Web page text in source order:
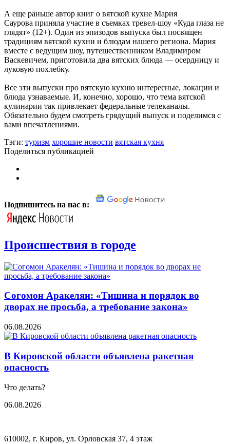
А еще раньше автор книг о вятской кухне Мария
Саурова приняла участие в съемках тревел-шоу «Куда глаза не
глядят» (12+). Один из эпизодов выпуска был посвящен
традициям вятской кухни и блюдам нашего региона. Мария
вместе с ведущим шоу, путешественником Владимиром
Васкевичем, приготовила два вятских блюда — осердницу и
луковую похлебку.
Все эти выпуски про вятскую кухню интересные, локации и
блюда узнаваемые. И, конечно, хорошо, что тема вятской
кулинарии так привлекает федеральные телеканалы.
Обязательно будем смотреть грядущий выпуск и поделимся с
вами впечатлениями.
Тэги: туризм хорошие новости вятская кухня
Поделиться публикацией
Подпишитесь на нас в:
Происшествия в городе
Согомон Аракелян: «Тишина и порядок во
дворах не просьба, а требование закона»
06.08.2026
В Кировской области объявлена ракетная
опасность
Что делать?
06.08.2026
610002, г. Киров, ул. Орловская 37, 4 этаж